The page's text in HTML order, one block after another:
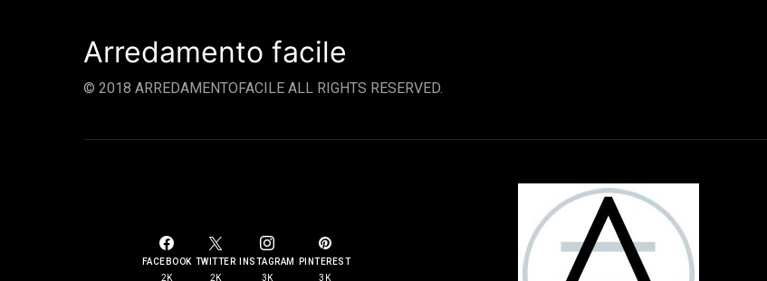
Arredamento facile
© 2018 ARREDAMENTOFACILE ALL RIGHTS RESERVED.
FACEBOOK
2K
TWITTER
2K
INSTAGRAM
3K
PINTEREST
3K